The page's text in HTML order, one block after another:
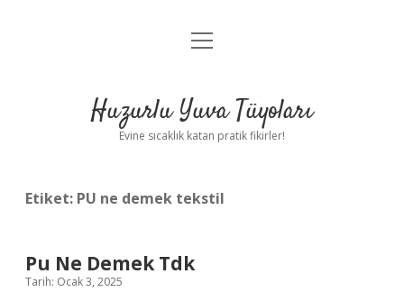
Anasayfa
Yasal Uyarı
menüyü
Huzurlu Yuva Tüyoları
Evine sıcaklık katan pratik fikirler!
Etiket: PU ne demek tekstil
Pu Ne Demek Tdk
Tarih: Ocak 3, 2025